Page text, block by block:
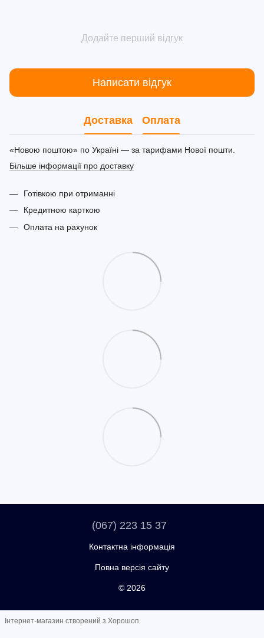
Додайте перший відгук
Написати відгук
Доставка Оплата
«Новою поштою» по Україні — за тарифами Нової пошти.
Більше інформації про доставку
Готівкою при отриманні
Кредитною карткою
Оплата на рахунок
(067) 223 15 37
Контактна інформація
Повна версія сайту
© 2026
Інтернет-магазин створений з Хорошоп